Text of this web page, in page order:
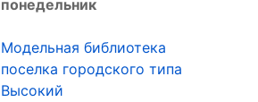
понедельник
Модельная библиотека
поселка городского типа
Высокий